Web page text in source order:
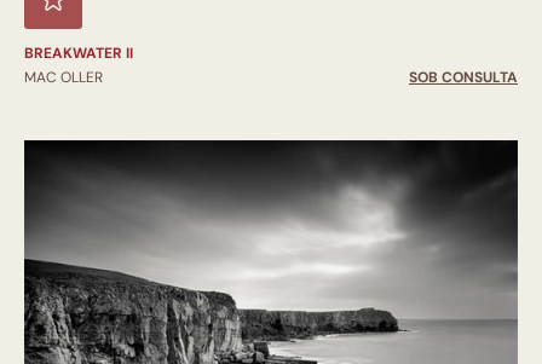
BREAKWATER II
MAC OLLER
SOB CONSULTA